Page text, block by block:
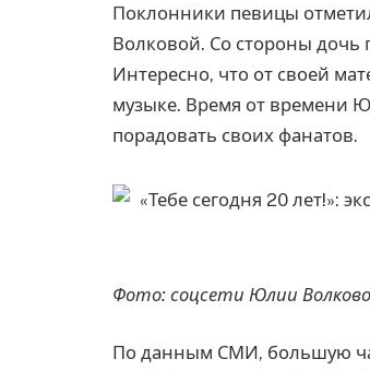
Поклонники певицы
Волковой. Со стороны
Интересно, что от своей
музыке. Время от времени
порадовать своих фанатов.
Фото: соцсети Юлии
По данным СМИ, большую